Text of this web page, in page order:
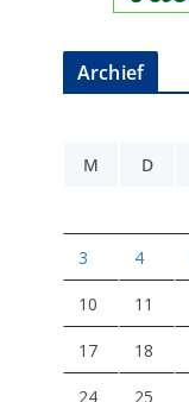
Archief
M
D
3 4
10 11
17 18
24 25